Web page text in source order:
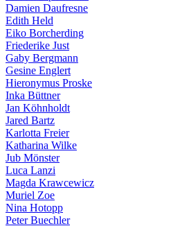
Damien Daufresne
Edith Held
Eiko Borcherding
Friederike Just
Gaby Bergmann
Gesine Englert
Hieronymus Proske
Inka Büttner
Jan Köhnholdt
Jared Bartz
Karlotta Freier
Katharina Wilke
Jub Mönster
Luca Lanzi
Magda Krawcewicz
Muriel Zoe
Nina Hotopp
Peter Buechler